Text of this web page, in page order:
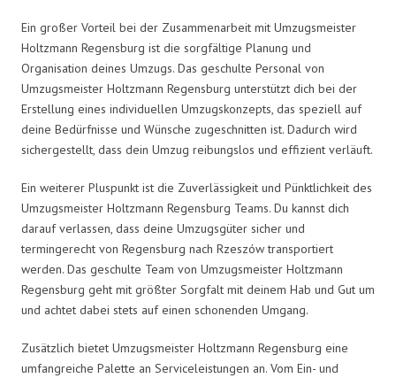
Ein großer Vorteil bei der Zusammenarbeit mit Umzugsmeister
Holtzmann Regensburg ist die sorgfältige Planung und
Organisation deines Umzugs. Das geschulte Personal von
Umzugsmeister Holtzmann Regensburg unterstützt dich bei der
Erstellung eines individuellen Umzugskonzepts, das speziell auf
deine Bedürfnisse und Wünsche zugeschnitten ist. Dadurch wird
sichergestellt, dass dein Umzug reibungslos und effizient verläuft.
Ein weiterer Pluspunkt ist die Zuverlässigkeit und Pünktlichkeit des
Umzugsmeister Holtzmann Regensburg Teams. Du kannst dich
darauf verlassen, dass deine Umzugsgüter sicher und
termingerecht von Regensburg nach Rzeszów transportiert
werden. Das geschulte Team von Umzugsmeister Holtzmann
Regensburg geht mit größter Sorgfalt mit deinem Hab und Gut um
und achtet dabei stets auf einen schonenden Umgang.
Zusätzlich bietet Umzugsmeister Holtzmann Regensburg eine
umfangreiche Palette an Serviceleistungen an. Vom Ein- und